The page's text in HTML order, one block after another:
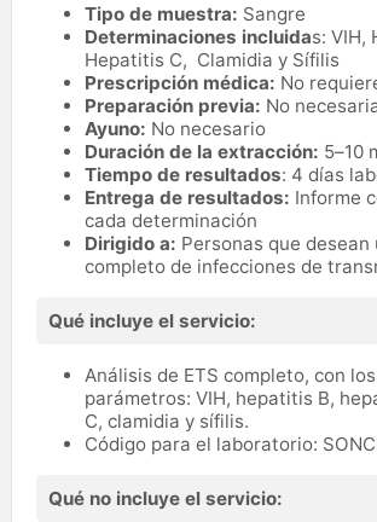
Tipo de muestra: Sangre
Determinaciones incluidas: VIH,
Hepatitis C, Clamidia y Sífilis
Prescripción médica: No
Preparación previa: No
Ayuno: No necesario
Duración de la extracción: 5–10
Tiempo de resultados: 4 días
Entrega de resultados: Informe
cada determinación
Dirigido a: Personas que desean
completo de infecciones de
Qué incluye el servicio:
Análisis de ETS completo, con
parámetros: VIH, hepatitis B,
C, clamidia y sífilis.
Código para el laboratorio:
Qué no incluye el servicio: